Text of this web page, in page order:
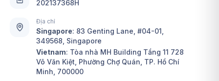
202137368H
Địa chỉ
Singapore: 83 Genting Lane, #04-01,
349568, Singapore
Vietnam: Tòa nhà MH Building Tầng 11 728
Võ Văn Kiệt, Phường Chợ Quán, TP. Hồ Chí
Minh, 700000